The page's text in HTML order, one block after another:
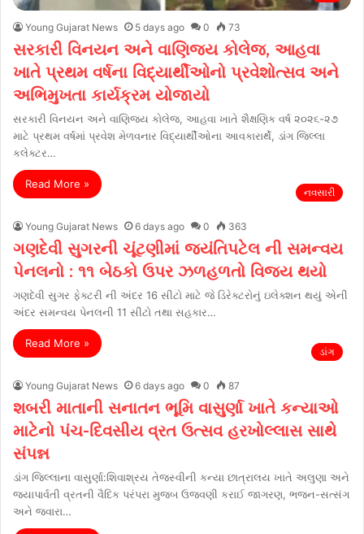
Young Gujarat News 5 days ago 0 73
સરકારી વિનયન અને વાણિજ્ય કોલેજ, આહવા
ખાતે પ્રથમ વર્ષના વિદ્યાર્થીઓનો પ્રવેશોત્સવ અને
અભિમુખતા કાર્યક્રમ યોજાયો
સરકારી વિનયન અને વાણિજ્ય કોલેજ, આહવા ખાતે શૈક્ષણિક વર્ષ ૨૦૨૬-૨૭
માટે પ્રથમ વર્ષમાં પ્રવેશ મેળવનાર વિદ્યાર્થીઓના આવકારાર્થે, ડાંગ જિલ્લા
કલેક્ટર…
Read More »
નવસારી
Young Gujarat News 6 days ago 0 363
ગણદેવી સુગરની ચૂંટણીમાં જયંતિપટેલ ની સમન્વય
પેનલનો : ૧૧ બેઠકો ઉપર ઝળહળતો વિજય થયો
ગણદેવી સુગર ફેક્ટરી ની અંદર 16 સીટો માટે જે ડિરેક્ટરોનું ઇલેક્શન થયું એની
અંદર સમન્વય પેનલની 11 સીટો તથા સહકાર…
Read More »
ડાંગ
Young Gujarat News 6 days ago 0 87
શબરી માતાની સનાતન ભૂમિ વાસુર્ણા ખાતે કન્યાઓ
માટેનો પંચ-દિવસીય વ્રત ઉત્સવ હરખોલ્લાસ સાથે
સંપન્ન
ડાંગ જિલ્લાના વાસુર્ણા:શિવાશ્રય તેજસ્વીની કન્યા છાત્રાલય ખાતે અલુણા અને
જયાપાર્વતી વ્રતની વૈદિક પરંપરા મુજબ ઉજવણી કરાઈ જાગરણ, ભજન-સત્સંગ
અને જ્વારા…